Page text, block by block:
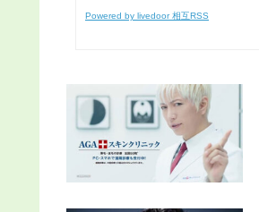
Powered by livedoor 相互RSS